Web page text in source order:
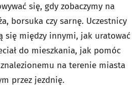
się, gdy zobaczymy na
borsuka czy sarnę. Uczestnicy
się między innymi, jak uratować
do mieszkania, jak pomóc
na terenie miasta
przez jezdnię.